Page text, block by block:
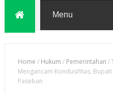
Home / Hukum / Pemerintahan /
Mengancam Kondusifitas,
Paseban